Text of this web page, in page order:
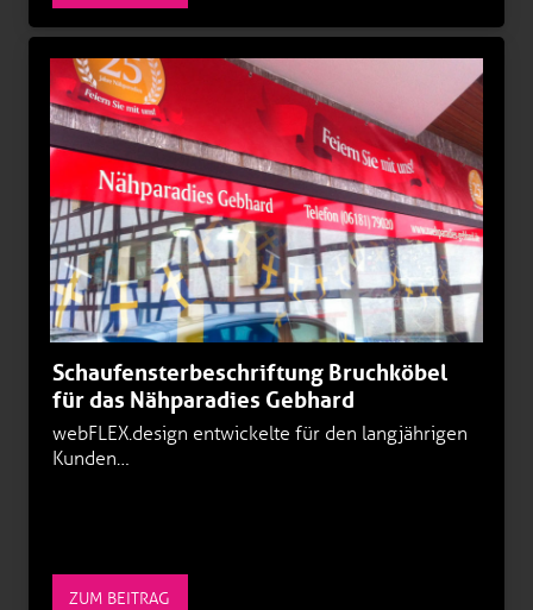
Schaufensterbeschriftung Bruchköbel
für das Nähparadies Gebhard
webFLEX.design entwickelte für den langjährigen
Kunden…
ZUM BEITRAG